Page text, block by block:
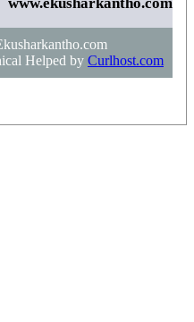
Helped by Curlhost.com